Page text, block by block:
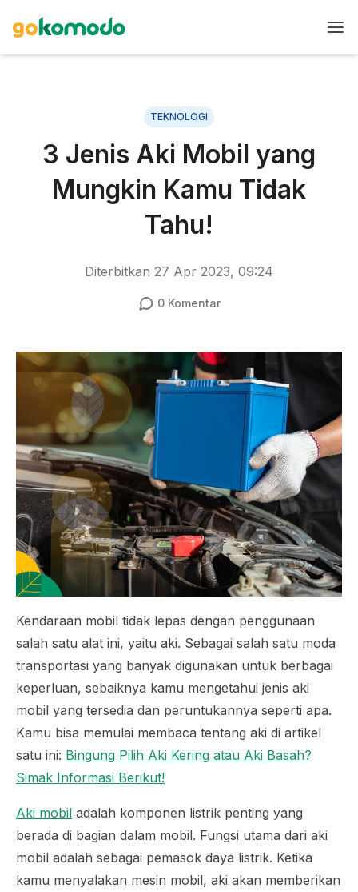
TEKNOLOGI
3 Jenis Aki Mobil yang
Mungkin Kamu Tidak
Tahu!
Diterbitkan 27 Apr 2023, 09:24
0Komentar
Kendaraan mobil tidak lepas dengan penggunaan
salah satu alat ini, yaitu aki. Sebagai salah satu moda
transportasi yang banyak digunakan untuk berbagai
keperluan, sebaiknya kamu mengetahui jenis aki
mobil yang tersedia dan peruntukannya seperti apa.
Kamu bisa memulai membaca tentang aki di artikel
satu ini: Bingung Pilih Aki Kering atau Aki Basah?
Simak Informasi Berikut!
Aki mobil adalah komponen listrik penting yang
berada di bagian dalam mobil. Fungsi utama dari aki
mobil adalah sebagai pemasok daya listrik. Ketika
kamu menyalakan mesin mobil, aki akan memberikan